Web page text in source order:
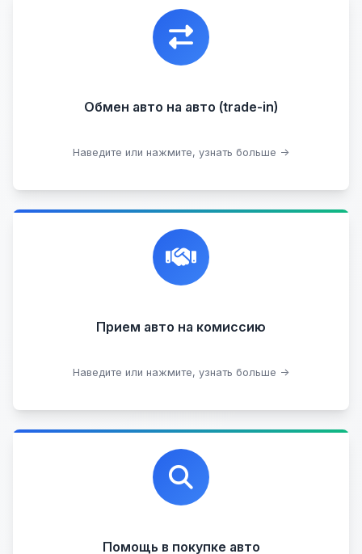
Обмен авто на авто (trade-in)
Наведите или нажмите, узнать больше →
Уникальная возможность обменять ваш
автомобиль с доплатой, подобрав вам
подходящий вариант.
Подобрать авто
Прием авто на комиссию
Наведите или нажмите, узнать больше →
Честная и профессиональная экспертиза, реклама,
переговоры с клиентами, подготовка документов,
сопровождение сделки.
Прием битых авто
Оставить на комиссии
Помощь в покупке авто
Профессиональная помощь в выборе автомобиля
на любых торговых площадках с проверкой
юридической чистоты.